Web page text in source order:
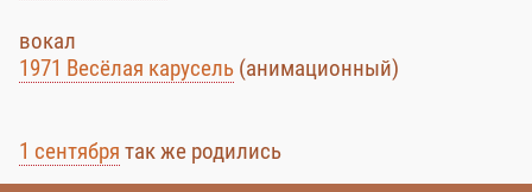
вокал
1971 Весёлая карусель (анимационный)
1 сентября так же родились